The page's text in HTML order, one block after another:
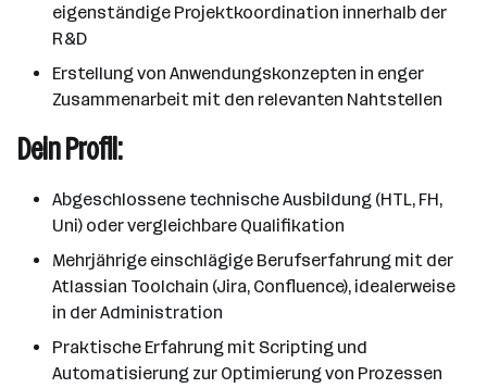
eigenständige Projektkoordination innerhalb der
R&D
Erstellung von Anwendungskonzepten in enger
Zusammenarbeit mit den relevanten Nahtstellen
Dein Profil:
Abgeschlossene technische Ausbildung (HTL, FH,
Uni) oder vergleichbare Qualifikation
Mehrjährige einschlägige Berufserfahrung mit der
Atlassian Toolchain (Jira, Confluence), idealerweise
in der Administration
Praktische Erfahrung mit Scripting und
Automatisierung zur Optimierung von Prozessen